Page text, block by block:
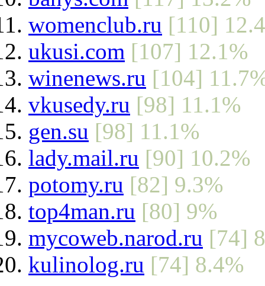
womenclub.ru [110]
ukusi.com [107] 12.1%
winenews.ru [104]
vkusedy.ru [98] 11.1%
gen.su [98] 11.1%
lady.mail.ru [90] 10.2%
potomy.ru [82] 9.3%
top4man.ru [80] 9%
mycoweb.narod.ru [74]
kulinolog.ru [74] 8.4%